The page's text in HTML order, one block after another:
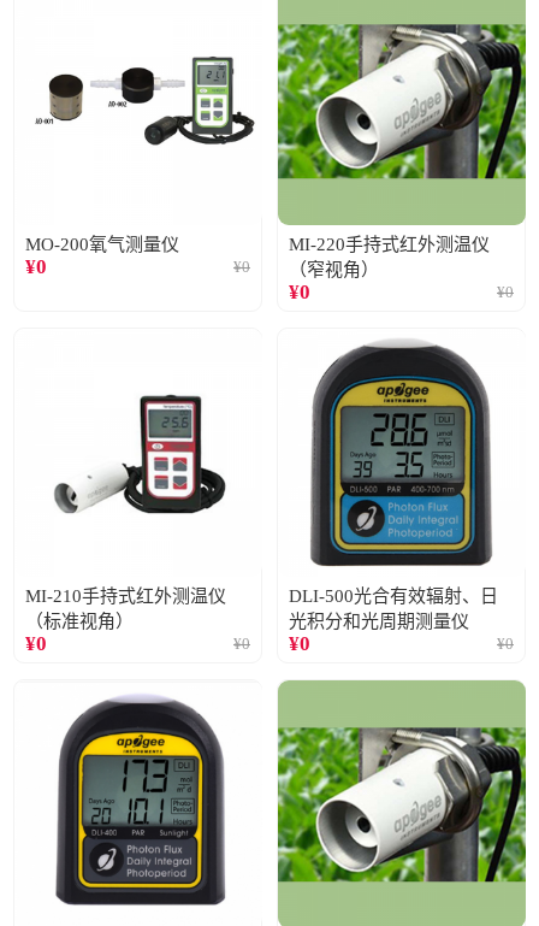
MO-200氧气测量仪
¥0 ¥0
MI-220手持式红外测温仪
（窄视角）
¥0 ¥0
MI-210手持式红外测温仪
（标准视角）
¥0 ¥0
DLI-500光合有效辐射、日
光积分和光周期测量仪
¥0 ¥0